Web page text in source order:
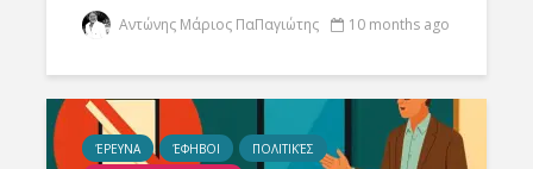
Αντώνης Μάριος ΠαΠαγιώτης 10 months ago
ΈΡΕΥΝΑ ΈΦΗΒΟΙ
ΠΟΛΙΤΙΚΈΣ